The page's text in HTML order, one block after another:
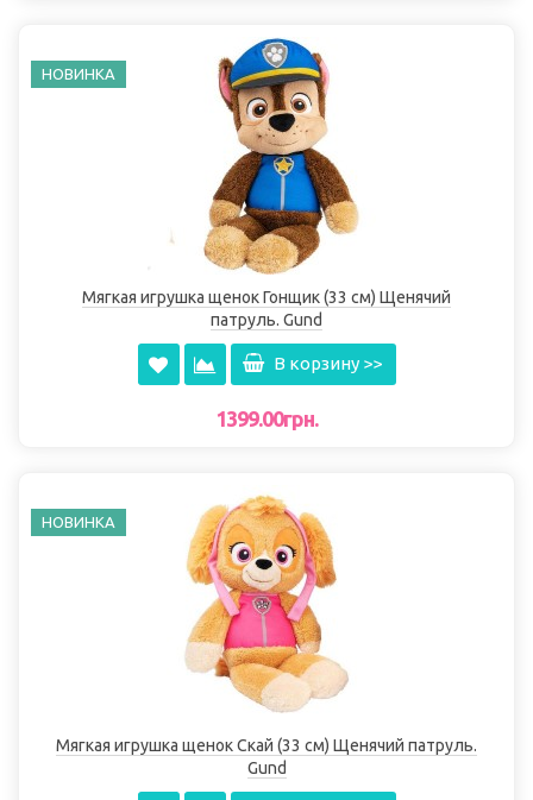
НОВИНКА
Мягкая игрушка щенок Гонщик (33 см) Щенячий
патруль. Gund
В корзину >>
1399.00грн.
НОВИНКА
Мягкая игрушка щенок Скай (33 см) Щенячий патруль.
Gund